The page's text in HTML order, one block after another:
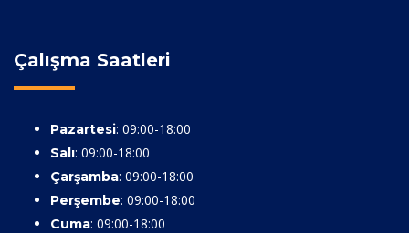
Çalışma Saatleri
Pazartesi: 09:00-18:00
Salı: 09:00-18:00
Çarşamba: 09:00-18:00
Perşembe: 09:00-18:00
Cuma: 09:00-18:00